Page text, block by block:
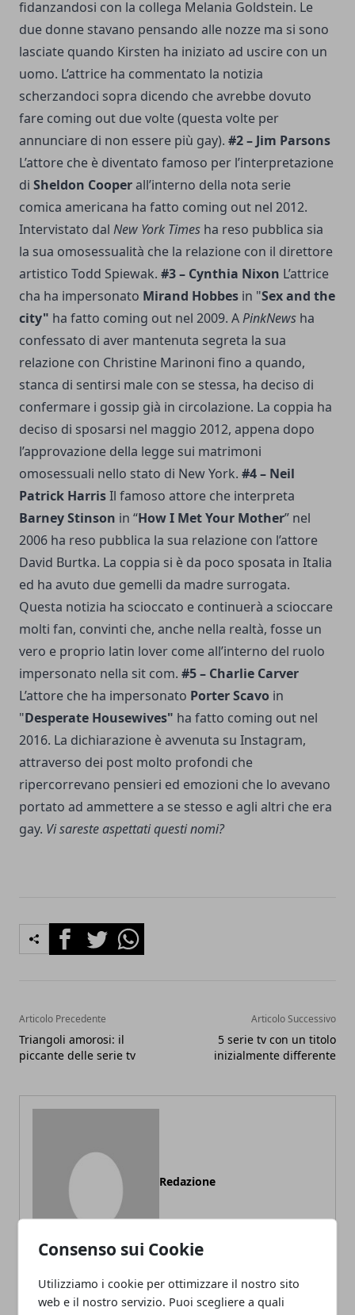
Consenso sui Cookie
Utilizziamo i cookie per ottimizzare il nostro sito
web e il nostro servizio. Puoi scegliere a quali
fidanzandosi con la collega Melania Goldstein. Le
due donne stavano pensando alle nozze ma si sono
lasciate quando Kirsten ha iniziato ad uscire con un
uomo. L’attrice ha commentato la notizia
scherzandoci sopra dicendo che avrebbe dovuto
fare coming out due volte (questa volte per
annunciare di non essere più gay). #2 – Jim Parsons
L’attore che è diventato famoso per l’interpretazione
di Sheldon Cooperall’interno della nota serie
comica americana ha fatto coming out nel 2012.
Intervistato dal New York Times ha reso pubblica sia
la sua omosessualità che la relazione con il direttore
artistico Todd Spiewak. #3 – Cynthia Nixon L’attrice
cha ha impersonato Mirand Hobbes in "Sex and the
city" ha fatto coming out nel 2009. APinkNews ha
confessato di aver mantenuta segreta la sua
relazione con Christine Marinoni fino a quando,
stanca di sentirsi male con se stessa, ha deciso di
confermare i gossip già in circolazione. La coppia ha
deciso di sposarsi nel maggio 2012, appena dopo
l’approvazione della legge sui matrimoni
omosessuali nello stato di New York. #4 – Neil
Patrick HarrisIl famoso attore che interpreta
Barney Stinson in “How I Met Your Mother” nel
2006 ha reso pubblica la sua relazione con l’attore
David Burtka. La coppia si è da poco sposata in Italia
ed ha avuto due gemelli da madre surrogata.
Questa notizia ha scioccato e continuerà a scioccare
molti fan, convinti che, anche nella realtà, fosse un
vero e proprio latin lover come all’interno del ruolo
impersonato nella sit com. #5 – Charlie Carver
L’attore che ha impersonato Porter Scavo in
"Desperate Housewives" ha fatto coming out nel
2016. La dichiarazione è avvenuta su Instagram,
attraverso dei post molto profondi che
ripercorrevano pensieri ed emozioni che lo avevano
portato ad ammettere a se stesso e agli altri che era
gay. Vi sareste aspettati questi nomi?
FacebookTwitterWhatsapp
Articolo Precedente
Triangoli amorosi: il
piccante delle serie tv
Articolo Successivo
5 serie tv con un titolo
inizialmente differente
Redazione